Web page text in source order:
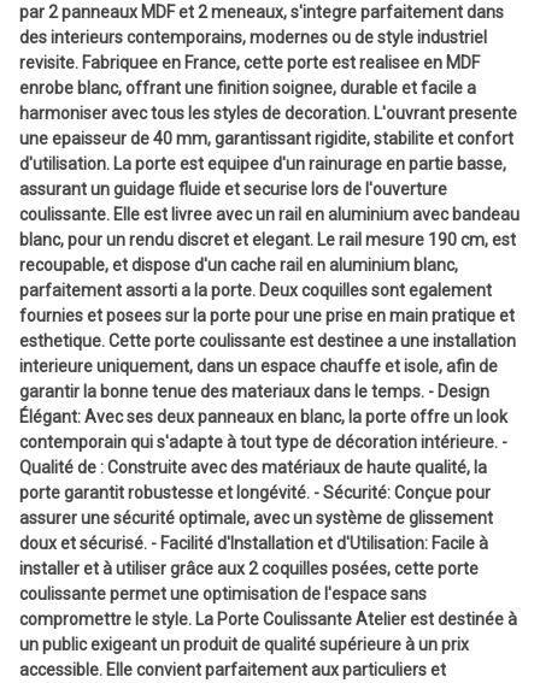
par 2 panneaux MDF et 2 meneaux, s'integre parfaitement dans
des interieurs contemporains, modernes ou de style industriel
revisite. Fabriquee en France, cette porte est realisee en MDF
enrobe blanc, offrant une finition soignee, durable et facile a
harmoniser avec tous les styles de decoration. L'ouvrant presente
une epaisseur de 40 mm, garantissant rigidite, stabilite et confort
d'utilisation. La porte est equipee d'un rainurage en partie basse,
assurant un guidage fluide et securise lors de l'ouverture
coulissante. Elle est livree avec un rail en aluminium avec bandeau
blanc, pour un rendu discret et elegant. Le rail mesure 190 cm, est
recoupable, et dispose d'un cache rail en aluminium blanc,
parfaitement assorti a la porte. Deux coquilles sont egalement
fournies et posees sur la porte pour une prise en main pratique et
esthetique. Cette porte coulissante est destinee a une installation
interieure uniquement, dans un espace chauffe et isole, afin de
garantir la bonne tenue des materiaux dans le temps. - Design
Élégant: Avec ses deux panneaux en blanc, la porte offre un look
contemporain qui s'adapte à tout type de décoration intérieure. -
Qualité de : Construite avec des matériaux de haute qualité, la
porte garantit robustesse et longévité. - Sécurité: Conçue pour
assurer une sécurité optimale, avec un système de glissement
doux et sécurisé. - Facilité d'Installation et d'Utilisation: Facile à
installer et à utiliser grâce aux 2 coquilles posées, cette porte
coulissante permet une optimisation de l'espace sans
compromettre le style. La Porte Coulissante Atelier est destinée à
un public exigeant un produit de qualité supérieure à un prix
accessible. Elle convient parfaitement aux particuliers et